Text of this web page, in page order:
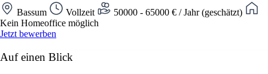
Bassum Vollzeit
50000 - 65000 € / Jahr (geschätzt)
Kein Homeoffice möglich
Jetzt bewerben
Auf einen Blick